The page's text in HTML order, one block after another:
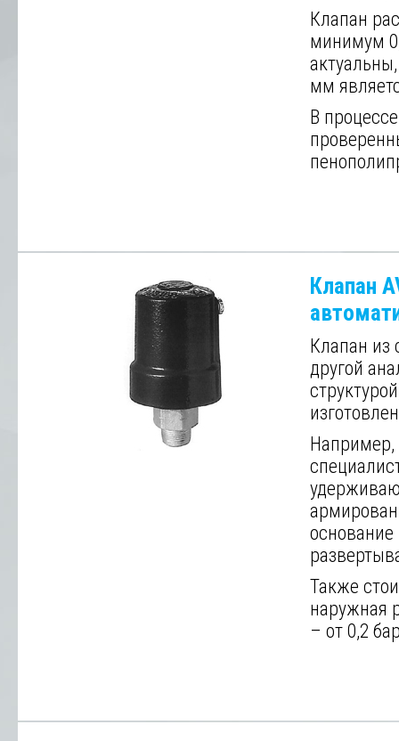
Клапан
минимум
мм
В
Клапан
Клапан из
другой
Например,
основание
Также
наружная
– от 0,2